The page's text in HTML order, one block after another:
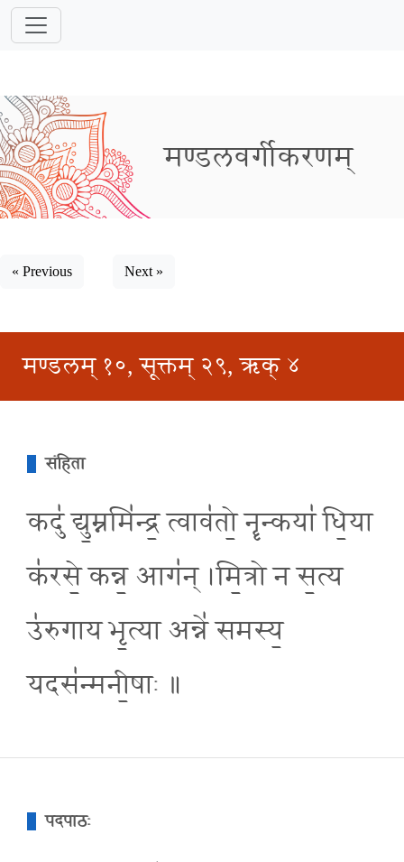
मण्डलवर्गीकरणम्
« Previous Next »
मण्डलम् १०, सूक्तम् २९, ऋक् ४
संहिता
कदु॑ द्यु॒म्नमि॑न्द्र॒ त्वाव॑तो॒ नॄन्कया॑ धि॒या
क॑रसे॒ कन्न॒ आग॑न् ।मि॒त्रो न स॒त्य
उ॑रुगाय भृ॒त्या अन्ने॑ समस्य॒
यदस॑न्मनी॒षाः ॥
पदपाठः